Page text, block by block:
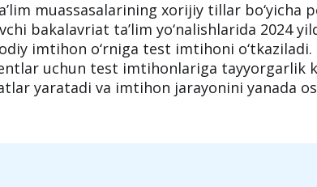
muassasalarining xorijiy tillar bo‘yicha
bakalavriat ta’lim yo‘nalishlarida 2024
imtihon o‘rniga test imtihoni o‘tkaziladi.
uchun test imtihonlariga tayyorgarlik
yaratadi va imtihon jarayonini yanada